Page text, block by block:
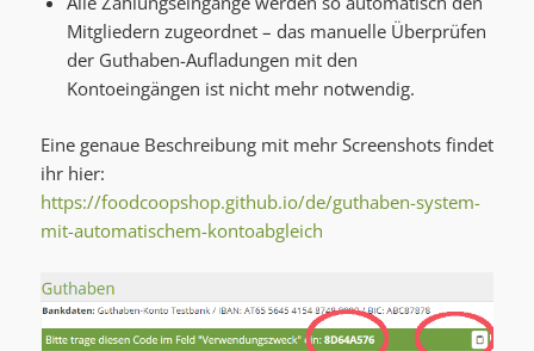
Mitgliedern zugeordnet – das manuelle Überprüfen
der Guthaben-Aufladungen mit den
Kontoeingängen ist nicht mehr notwendig.
Eine genaue Beschreibung mit mehr Screenshots findet
ihr hier:
https://foodcoopshop.github.io/de/guthaben-system-
mit-automatischem-kontoabgleich